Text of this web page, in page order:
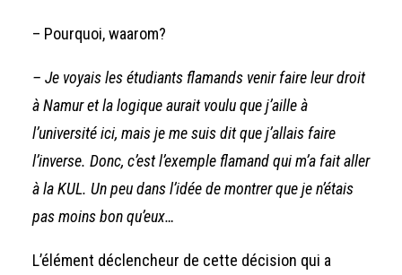
– Pourquoi, waarom?
– Je voyais les étudiants flamands venir faire leur droit
à Namur et la logique aurait voulu que j’aille à
l’université ici, mais je me suis dit que j’allais faire
l’inverse. Donc, c’est l’exemple flamand qui m’a fait aller
à la KUL. Un peu dans l’idée de montrer que je n’étais
pas moins bon qu’eux…
L’élément déclencheur de cette décision qui a